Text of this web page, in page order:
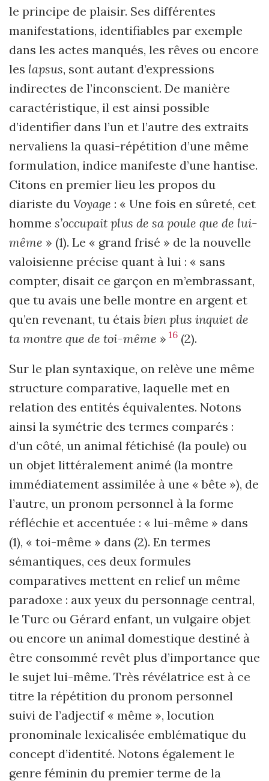
le principe de plaisir. Ses différentes
manifestations, identifiables par exemple
dans les actes manqués, les rêves ou encore
les lapsus, sont autant d’expressions
indirectes de l’inconscient. De manière
caractéristique, il est ainsi possible
d’identifier dans l’un et l’autre des extraits
nervaliens la quasi-répétition d’une même
formulation, indice manifeste d’une hantise.
Citons en premier lieu les propos du
diariste du Voyage : « Une fois en sûreté, cet
homme s’occupait plus de sa poule que de lui-
même » (1). Le « grand frisé » de la nouvelle
valoisienne précise quant à lui : « sans
compter, disait ce garçon en m’embrassant,
que tu avais une belle montre en argent et
qu’en revenant, tu étais bien plus inquiet de
ta montre que de toi-même » 16 (2).
Sur le plan syntaxique, on relève une même
structure comparative, laquelle met en
relation des entités équivalentes. Notons
ainsi la symétrie des termes comparés :
d’un côté, un animal fétichisé (la poule) ou
un objet littéralement animé (la montre
immédiatement assimilée à une « bête »), de
l’autre, un pronom personnel à la forme
réfléchie et accentuée : « lui-même » dans
(1), « toi-même » dans (2). En termes
sémantiques, ces deux formules
comparatives mettent en relief un même
paradoxe : aux yeux du personnage central,
le Turc ou Gérard enfant, un vulgaire objet
ou encore un animal domestique destiné à
être consommé revêt plus d’importance que
le sujet lui-même. Très révélatrice est à ce
titre la répétition du pronom personnel
suivi de l’adjectif « même », locution
pronominale lexicalisée emblématique du
concept d’identité. Notons également le
genre féminin du premier terme de la